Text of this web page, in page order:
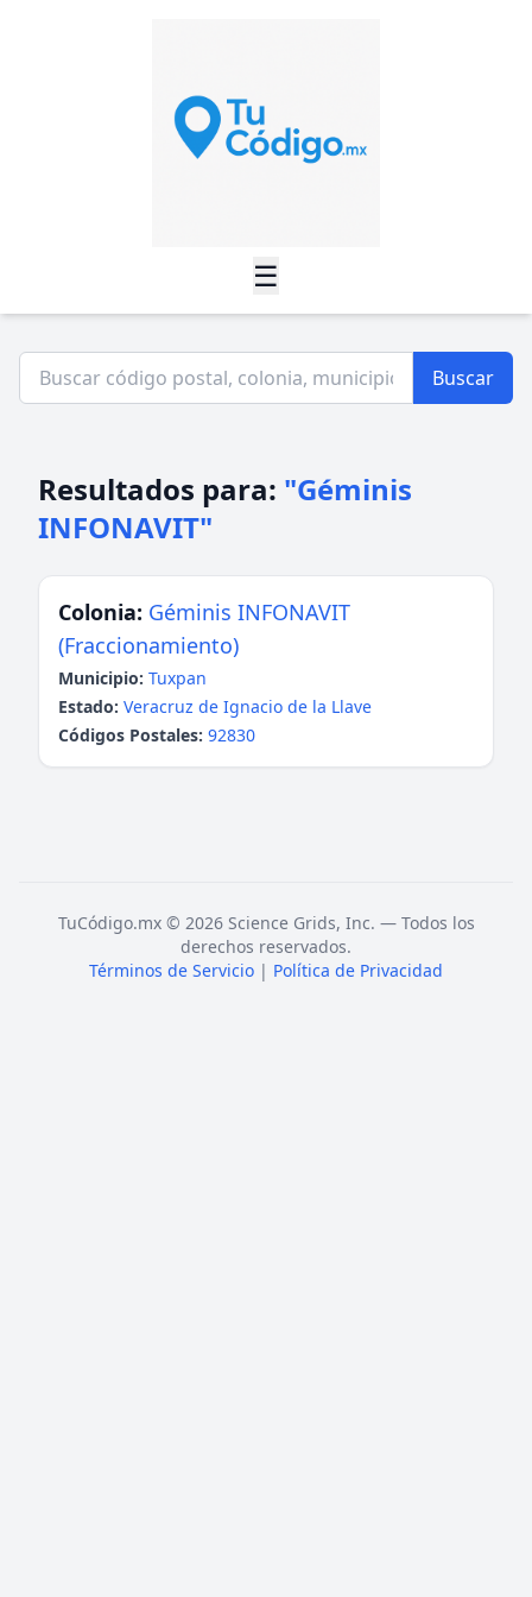
☰
Buscar
Resultados para: "Géminis
INFONAVIT"
Colonia: Géminis INFONAVIT
(Fraccionamiento)
Municipio: Tuxpan
Estado: Veracruz de Ignacio de la Llave
Códigos Postales: 92830
TuCódigo.mx © 2026 Science Grids, Inc. — Todos los
derechos reservados.
Términos de Servicio | Política de Privacidad